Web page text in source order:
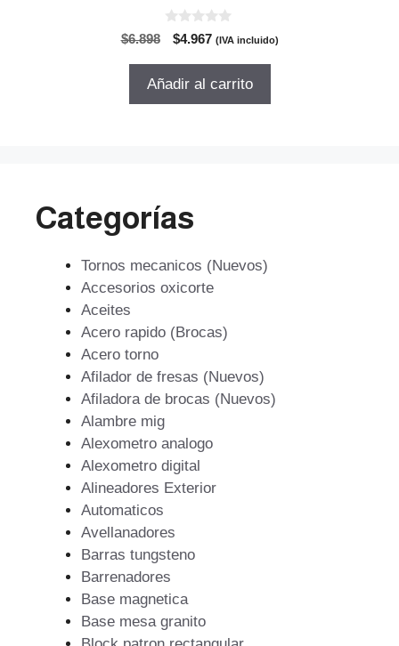
$6.898
El
original
$4.967El
actual
(IVA incluido)
Añadir al carrito
Categorías
Tornos mecanicos (Nuevos)
Accesorios oxicorte
Aceites
Acero rapido (Brocas)
Acero torno
Afilador de fresas (Nuevos)
Afiladora de brocas (Nuevos)
Alambre mig
Alexometro analogo
Alexometro digital
Alineadores Exterior
Automaticos
Avellanadores
Barras tungsteno
Barrenadores
Base magnetica
Base mesa granito